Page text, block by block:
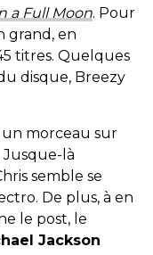
a Full Moon. Pour
grand, en
titres. Quelques
disque, Breezy
un morceau sur
Jusque-là
semble se
De plus, à en
le post, le
Jackson